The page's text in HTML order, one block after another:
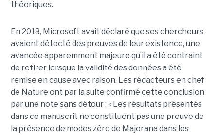
théoriques.
En 2018, Microsoft avait déclaré que ses chercheurs
avaient détecté des preuves de leur existence, une
avancée apparemment majeure qu’il a été contraint
de retirer lorsque la validité des données a été
remise en cause avec raison. Les rédacteurs en chef
de Nature ont par la suite confirmé cette conclusion
par une note sans détour : « Les résultats présentés
dans ce manuscrit ne constituent pas une preuve de
la présence de modes zéro de Majorana dans les